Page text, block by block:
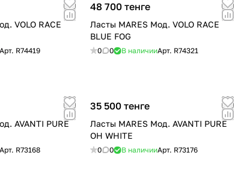
VOLO RACE
Арт. R74419
48 700 тенге
Ласты MARES Мод. VOLO RACE
BLUE FOG
0 0 В наличииАрт. R74321
AVANTI PURE
Арт. R73168
35 500 тенге
Ласты MARES Мод. AVANTI PURE
OH WHITE
0 0 В наличииАрт. R73176